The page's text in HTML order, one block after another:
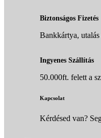
Biztonságos Fizetés
Bankkártya, utalás
Ingyenes Szállítás
50.000ft. felett a
Kapcsolat
Kérdésed van?